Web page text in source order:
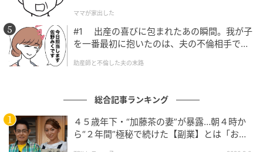
ママが家出した
#1 出産の喜びに包まれたあの瞬間。我が子
を一番最初に抱いたのは、夫の不倫相手でし
助産師と不倫した夫の末路
総合記事ランキング
４５歳年下・“加藤茶の妻”が暴露…朝４時か
ら“２年間”極秘で続けた【副業】とは「お金